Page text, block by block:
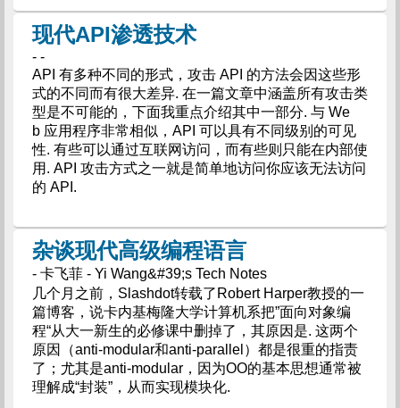
现代API渗透技术
- -
API 有多种不同的形式，攻击 API 的方法会因这些形
式的不同而有很大差异. 在一篇文章中涵盖所有攻击类
型是不可能的，下面我重点介绍其中一部分. 与 We
b 应用程序非常相似，API 可以具有不同级别的可见
性. 有些可以通过互联网访问，而有些则只能在内部使
用. API 攻击方式之一就是简单地访问你应该无法访问
的 API.
杂谈现代高级编程语言
- 卡飞菲 - Yi Wang&#39;s Tech Notes
几个月之前，Slashdot转载了Robert Harper教授的一
篇博客，说卡内基梅隆大学计算机系把”面向对象编
程“从大一新生的必修课中删掉了，其原因是. 这两个
原因（anti-modular和anti-parallel）都是很重的指责
了；尤其是anti-modular，因为OO的基本思想通常被
理解成“封装”，从而实现模块化.